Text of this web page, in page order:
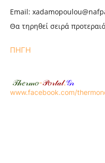
Email:
Θα τηρηθεί σειρά
ΠΗΓΗ
𝒯𝒽𝑒𝓇𝓂𝑜-𝒫𝑜𝓇𝓉𝒶𝓁.𝒢𝓇
www.facebook.com/